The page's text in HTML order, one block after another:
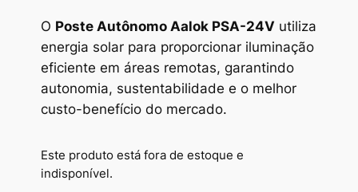
O Poste Autônomo Aalok PSA-24V utiliza
energia solar para proporcionar iluminação
eficiente em áreas remotas, garantindo
autonomia, sustentabilidade e o melhor
custo-benefício do mercado.
Este produto está fora de estoque e
indisponível.